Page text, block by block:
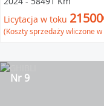
Licytacja w toku
(Koszty sprzedaży wliczone w
Nr 9